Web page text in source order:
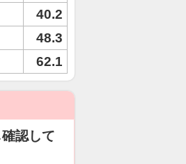
40.2
48.3
62.1
認して